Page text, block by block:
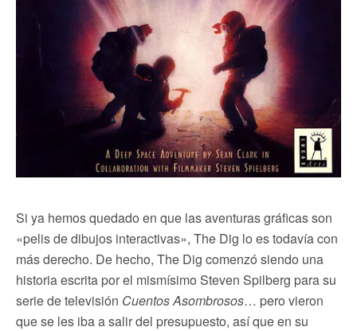
Si ya hemos quedado en que las aventuras gráficas son
«pelis de dibujos interactivas», The Dig lo es todavía con
más derecho. De hecho, The Dig comenzó siendo una
historia escrita por el mismísimo Steven Spilberg para su
serie de televisión Cuentos Asombrosos… pero vieron
que se les iba a salir del presupuesto, así que en su